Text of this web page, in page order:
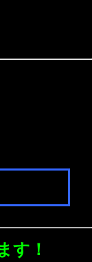
す！